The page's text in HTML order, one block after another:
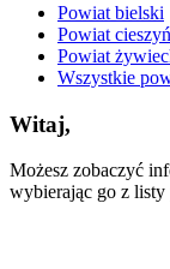
Powiat bielski
Powiat
Powiat
Wszystkie
Witaj,
Możesz zobaczyć
wybierając go z listy